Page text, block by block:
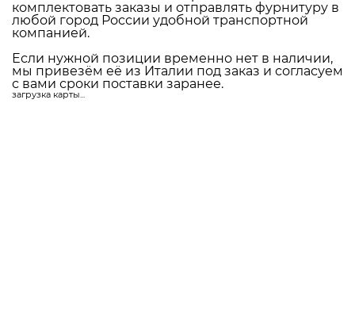
комплектовать заказы и отправлять фурнитуру в
любой город России удобной транспортной
компанией.
Если нужной позиции временно нет в наличии,
мы привезём её из Италии под заказ и согласуем
с вами сроки поставки заранее.
загрузка карты...